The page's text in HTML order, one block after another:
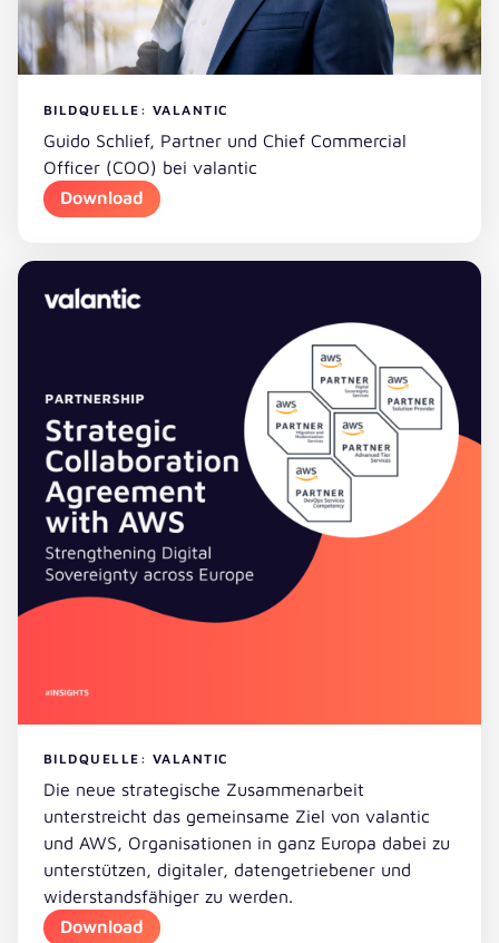
BILDQUELLE: VALANTIC
Guido Schlief, Partner und Chief Commercial
Officer (COO) bei valantic
Download
BILDQUELLE: VALANTIC
Die neue strategische Zusammenarbeit
unterstreicht das gemeinsame Ziel von valantic
und AWS, Organisationen in ganz Europa dabei zu
unterstützen, digitaler, datengetriebener und
widerstandsfähiger zu werden.
Download
Download